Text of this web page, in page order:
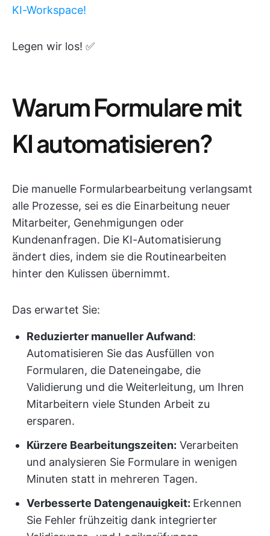
KI-Workspace!
Legen wir los! ✅
Warum Formulare mit
KI automatisieren?
Die manuelle Formularbearbeitung verlangsamt
alle Prozesse, sei es die Einarbeitung neuer
Mitarbeiter, Genehmigungen oder
Kundenanfragen. Die KI-Automatisierung
ändert dies, indem sie die Routinearbeiten
hinter den Kulissen übernimmt.
Das erwartet Sie:
Reduzierter manueller Aufwand:
Automatisieren Sie das Ausfüllen von
Formularen, die Dateneingabe, die
Validierung und die Weiterleitung, um Ihren
Mitarbeitern viele Stunden Arbeit zu
ersparen.
Kürzere Bearbeitungszeiten: Verarbeiten
und analysieren Sie Formulare in wenigen
Minuten statt in mehreren Tagen.
Verbesserte Datengenauigkeit: Erkennen
Sie Fehler frühzeitig dank integrierter